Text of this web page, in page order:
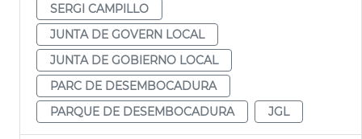
SERGI CAMPILLO
JUNTA DE GOVERN LOCAL
JUNTA DE GOBIERNO LOCAL
PARC DE DESEMBOCADURA
PARQUE DE DESEMBOCADURA
JGL